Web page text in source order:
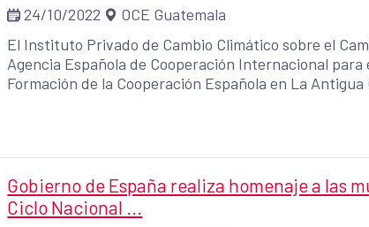
24/10/2022
OCE Guatemala
El Instituto Privado de Cambio Climático sobre el
Agencia Española de Cooperación Internacional
Formación de la Cooperación Española en La
Gobierno de España realiza homenaje a las
Ciclo Nacional ...